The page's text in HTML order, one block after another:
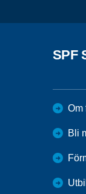
SPF
Om
Bli